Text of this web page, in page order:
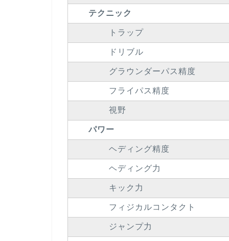
テクニック
トラップ
ドリブル
グラウンダーパス精度
フライパス精度
視野
パワー
ヘディング精度
ヘディング力
キック力
フィジカルコンタクト
ジャンプ力